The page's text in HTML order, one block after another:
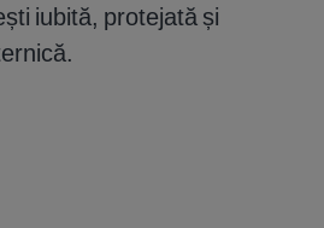
iubită, protejată și